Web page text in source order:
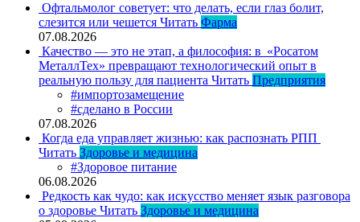
Офтальмолог советует: что делать, если глаз болит,
слезится или чешется Читать Фарма
07.08.2026
Качество — это не этап, а философия: в «Росатом
МеталлТех» превращают технологический опыт в
реальную пользу для пациента Читать Предприятия
#импортозамещение
#сделано в России
07.08.2026
Когда еда управляет жизнью: как распознать РПП
Читать Здоровье и медицина
#Здоровое питание
06.08.2026
Редкость как чудо: как искусство меняет язык разговора
о здоровье Читать Здоровье и медицина